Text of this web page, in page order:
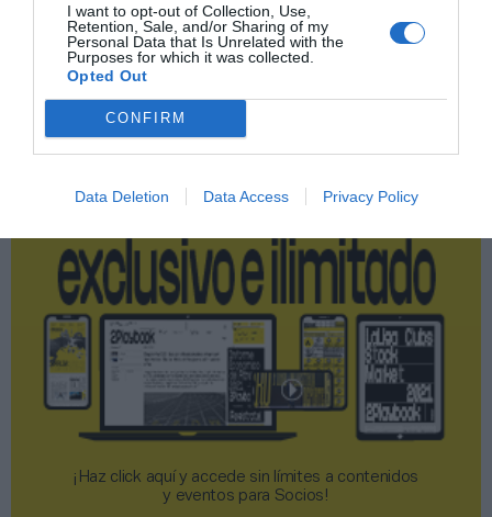
I want to opt-out of Collection, Use,
Retention, Sale, and/or Sharing of my
Personal Data that Is Unrelated with the
Purposes for which it was collected.
Opted Out
CONFIRM
Data Deletion Data Access Privacy Policy
Publicidad
2Playbook Club2P
¡Haz click aquí y accede sin límites a contenidos
y eventos para Socios!​​​​​​​